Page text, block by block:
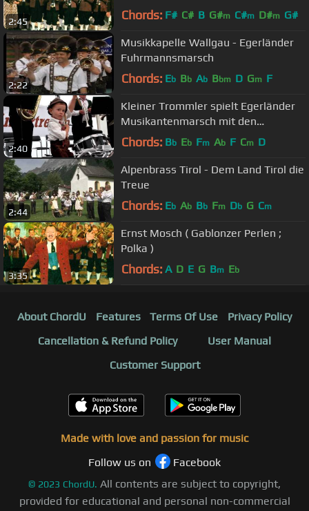
2:45 Chords: F# C# B G#m C#m D#m G#
2:22
Musikkapelle Wallgau - Egerländer
Fuhrmannsmarsch
Chords: Eb Bb Ab Bbm D Gm F
2:40
Kleiner Trommler spielt Egerländer
Musikantenmarsch mit den
Friedataler Musikanten.MOV
Chords: Bb Eb Fm Ab F Cm D
2:44
Alpenbrass Tirol - Dem Land Tirol die
Treue
Chords: Eb Ab Bb Fm Db G Cm
3:35
Ernst Mosch ( Gablonzer Perlen ;
Polka )
Chords: A D E G Bm Eb
About ChordU Features Terms Of Use
Privacy Policy
Cancellation & Refund Policy
User Manual
Customer Support
Made with love and passion for music
Follow us on
Facebook
© 2023 ChordU. All contents are subject to copyright,
provided for educational and personal non-commercial